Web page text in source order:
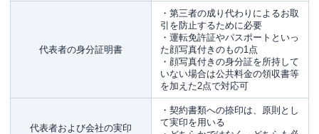
代表者の身分証明書
・第三者の成り代わりによるお取
引を防止するために必要
・運転免許証やパスポートといっ
た顔写真付きのもの1点
・顔写真付きの身分証を所持して
いない場合は公共料金の領収書等
を加えた2点で対応可
代表者および会社の実印
・契約書類への捺印は、原則とし
て実印を用いる